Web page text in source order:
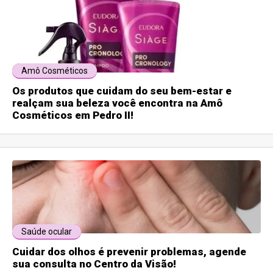
Amô Cosméticos
Os produtos que cuidam do seu bem-estar e
realçam sua beleza você encontra na Amô
Cosméticos em Pedro II!
Saúde ocular
Cuidar dos olhos é prevenir problemas, agende
sua consulta no Centro da Visão!